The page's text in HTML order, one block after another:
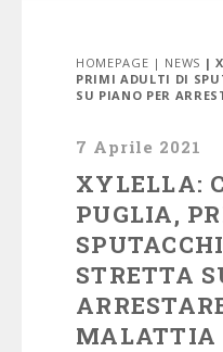
HOMEPAGE | NEWS |
PRIMI ADULTI DI
SU PIANO PER
7 Aprile 2021
XYLELLA:
PUGLIA,
STRETTA
MALATTIA